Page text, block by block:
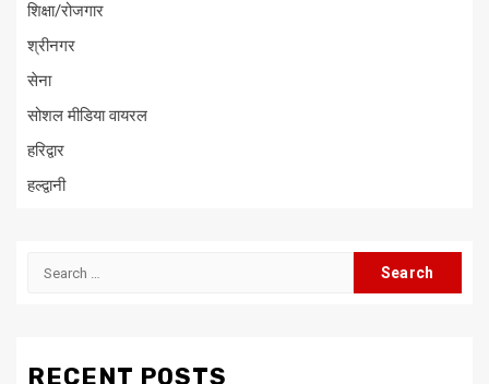
शिक्षा/रोजगार
श्रीनगर
सेना
सोशल मीडिया वायरल
हरिद्वार
हल्द्वानी
Search
RECENT POSTS